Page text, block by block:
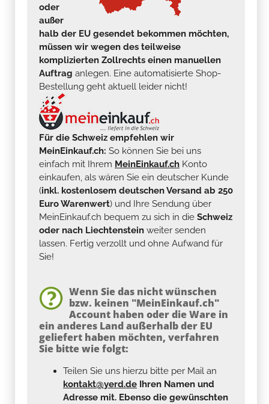
oder
außer
halb der EU gesendet bekommen möchten,
müssen wir wegen des teilweise
komplizierten Zollrechts einen manuellen
Auftrag anlegen. Eine automatisierte Shop-
Bestellung geht aktuell leider nicht!
Für die Schweiz empfehlen wir
MeinEinkauf.ch: So können Sie bei uns
einfach mit Ihrem MeinEinkauf.ch Konto
einkaufen, als wären Sie ein deutscher Kunde
(inkl. kostenlosem deutschen Versand ab 250
Euro Warenwert) und Ihre Sendung über
MeinEinkauf.ch bequem zu sich in die Schweiz
oder nach Liechtenstein weiter senden
lassen. Fertig verzollt und ohne Aufwand für
Sie!
Wenn Sie das nicht wünschen
bzw. keinen "MeinEinkauf.ch"
Account haben oder die Ware in
ein anderes Land außerhalb der EU
geliefert haben möchten, verfahren
Sie bitte wie folgt:
Teilen Sie uns hierzu bitte per Mail an
kontakt@yerd.de Ihren Namen und
Adresse mit. Ebenso die gewünschten